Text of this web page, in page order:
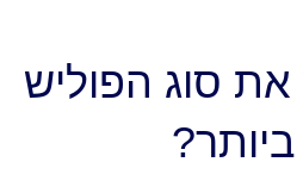
סוג הפוליש